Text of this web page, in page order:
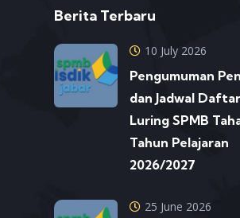
Berita Terbaru
10 July 2026
Pengumuman
dan Jadwal
Luring SPMB
Tahun Pelajaran
2026/2027
25 June 2026